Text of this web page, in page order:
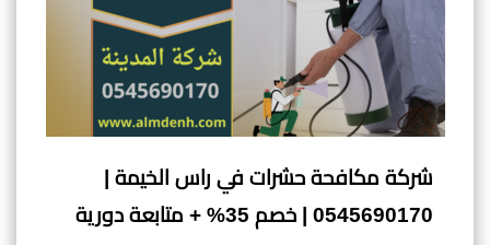
شركة مكافحة حشرات في راس الخيمة |
0545690170 | خصم 35% + متابعة دورية